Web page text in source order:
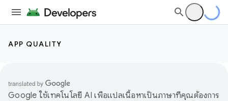
APP QUALITY
Google ใช้เทคโนโลยี AI เพื่อแปลเนื้อหาเป็นภาษาที่คุณต้องการ